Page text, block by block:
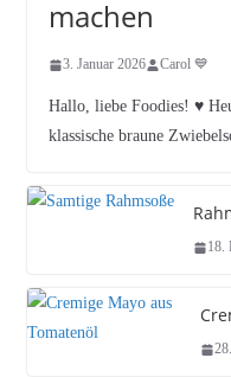
machen
3. Januar 2026 Carol 💙
Hallo, liebe Foodies! ♥︎
klassische braune
18.